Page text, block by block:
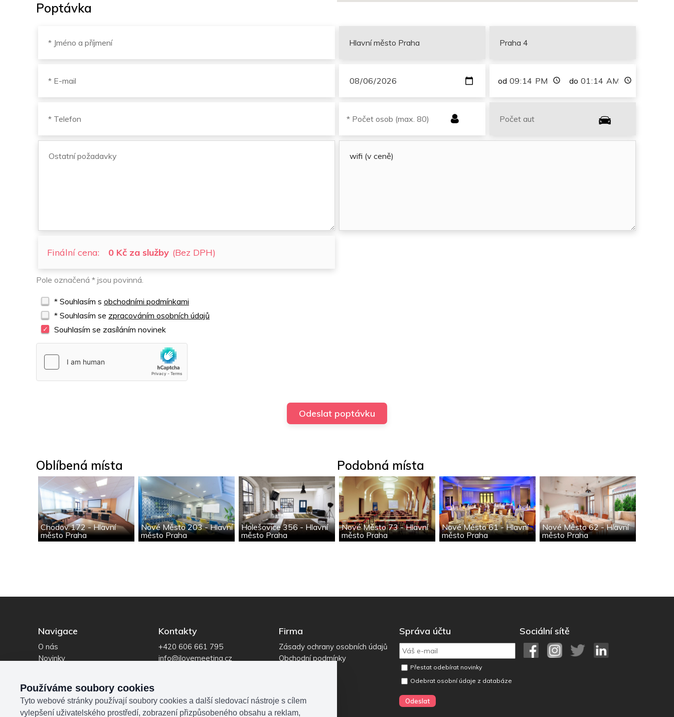
Poptávka
od do
Finální cena: 0 Kč za služby (Bez DPH)
Pole označená * jsou povinná.
* Souhlasím s obchodními podmínkami
* Souhlasím se zpracováním osobních údajů
Souhlasím se zasíláním novinek
Oblíbená místa
Chodov 172 - Hlavní
město Praha
Nové Město 203 - Hlavní
město Praha
Holešovice 356 - Hlavní
město Praha
Podobná místa
Nové Město 73 - Hlavní
město Praha
Nové Město 61 - Hlavní
město Praha
Nové Město 62 - Hlavní
město Praha
Navigace
O nás
Novinky
Kontakty
+420 606 661 795
info@ilovemeeting.cz
Firma
Zásady ochrany osobních údajů
Obchodní podmínky
Správa účtu
Přestat odebírat novinky
Odebrat osobní údaje z databáze
Sociální sítě
Používáme soubory cookies
Tyto webové stránky používají soubory cookies a další sledovací nástroje s cílem
vylepšení uživatelského prostředí, zobrazení přizpůsobeného obsahu a reklam,